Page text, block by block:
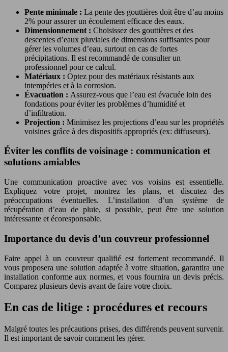
Pente minimale : La pente des gouttières doit être d’au moins
2% pour assurer un écoulement efficace des eaux.
Dimensionnement : Choisissez des gouttières et des
descentes d’eaux pluviales de dimensions suffisantes pour
gérer les volumes d’eau, surtout en cas de fortes
précipitations. Il est recommandé de consulter un
professionnel pour ce calcul.
Matériaux : Optez pour des matériaux résistants aux
intempéries et à la corrosion.
Évacuation : Assurez-vous que l’eau est évacuée loin des
fondations pour éviter les problèmes d’humidité et
d’infiltration.
Projection : Minimisez les projections d’eau sur les propriétés
voisines grâce à des dispositifs appropriés (ex: diffuseurs).
Éviter les conflits de voisinage : communication et
solutions amiables
Une communication proactive avec vos voisins est essentielle.
Expliquez votre projet, montrez les plans, et discutez des
préoccupations éventuelles. L’installation d’un système de
récupération d’eau de pluie, si possible, peut être une solution
intéressante et écoresponsable.
Importance du devis d’un couvreur professionnel
Faire appel à un couvreur qualifié est fortement recommandé. Il
vous proposera une solution adaptée à votre situation, garantira une
installation conforme aux normes, et vous fournira un devis précis.
Comparez plusieurs devis avant de faire votre choix.
En cas de litige : procédures et recours
Malgré toutes les précautions prises, des différends peuvent survenir.
Il est important de savoir comment les gérer.